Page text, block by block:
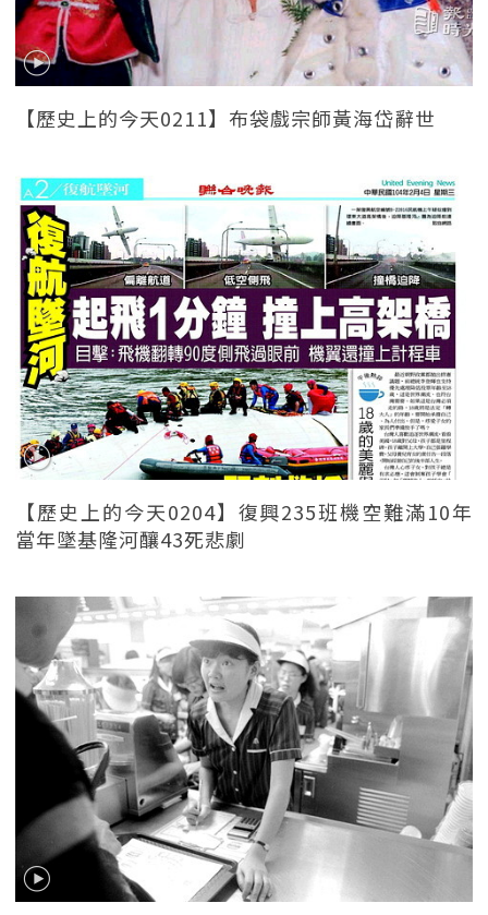
【歷史上的今天0211】布袋戲宗師黃海岱辭世
【歷史上的今天0204】復興235班機空難滿10年
當年墜基隆河釀43死悲劇